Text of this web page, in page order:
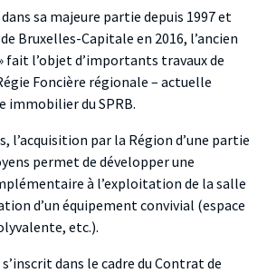
sa majeure partie depuis 1997 et
Bruxelles-Capitale en 2016, l’ancien
fait l’objet d’importants travaux de
Foncière régionale – actuelle
du SPRB.
l’acquisition par la Région d’une partie
permet de développer une
à l’exploitation de la salle
d’un équipement convivial (espace
etc.).
dans le cadre du Contrat de